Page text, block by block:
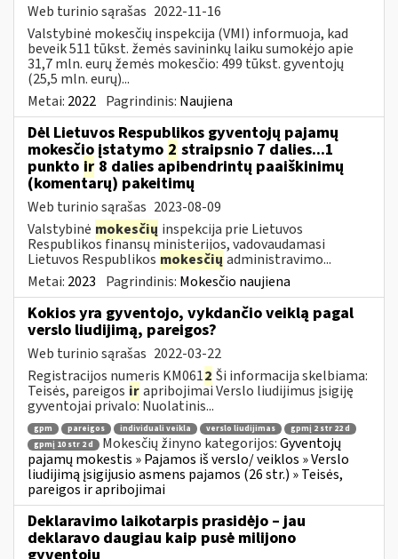
Web turinio sąrašas 2022-11-16
Valstybinė mokesčių inspekcija (VMI) informuoja, kad
beveik 511 tūkst. žemės savininkų laiku sumokėjo apie
31,7 mln. eurų žemės mokesčio: 499 tūkst. gyventojų
(25,5 mln. eurų)...
Metai: 2022 Pagrindinis: Naujiena
Dėl Lietuvos Respublikos gyventojų pajamų
mokesčio įstatymo 2 straipsnio 7 dalies...1
punkto ir 8 dalies apibendrintų paaiškinimų
(komentarų) pakeitimų
Web turinio sąrašas 2023-08-09
Valstybinė mokesčių inspekcija prie Lietuvos
Respublikos finansų ministerijos, vadovaudamasi
Lietuvos Respublikos mokesčių administravimo...
Metai: 2023 Pagrindinis: Mokesčio naujiena
Kokios yra gyventojo, vykdančio veiklą pagal
verslo liudijimą, pareigos?
Web turinio sąrašas 2022-03-22
Registracijos numeris KM0612 Ši informacija skelbiama:
Teisės, pareigos irapribojimai Verslo liudijimus įsigiję
gyventojai privalo: Nuolatinis...
gpm pareigos individuali veikla verslo liudijimas
gpmį 2 str 22 d
gpmį 10 str 2 d
Mokesčių žinyno kategorijos:Gyventojų
pajamų mokestis » Pajamos iš verslo/ veiklos » Verslo
liudijimą įsigijusio asmens pajamos (26 str.) » Teisės,
pareigos ir apribojimai
Deklaravimo laikotarpis prasidėjo – jau
deklaravo daugiau kaip pusė milijono
gyventojų